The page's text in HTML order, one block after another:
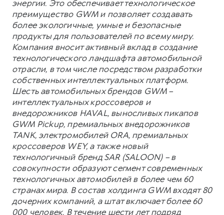
энергии. Это обеспечивает технологическое
преимущество GWM и позволяет создавать
более экологичные, умные и безопасные
продукты для пользователей по всему миру.
Компания вносит активный вклад в создание
технологического ландшафта автомобильной
отрасли, в том числе посредством разработки
собственных интеллектуальных платформ.
Шесть автомобильных брендов GWM –
интеллектуальных кроссоверов и
внедорожников HAVAL, выносливых пикапов
GWM Pickup, премиальных внедорожников
TANK, электромобилей ORA, премиальных
кроссоверов WEY, а также новый
технологичный бренд SAR (SALOON) – в
совокупности образуют сегмент современных
технологичных автомобилей в более чем 60
странах мира. В состав холдинга GWM входят 80
дочерних компаний, а штат включает более 60
000 человек. В течение шести лет подряд